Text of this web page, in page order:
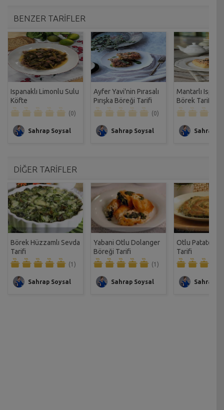
BENZER TARİFLER
Ispanaklı Limonlu Sulu
Köfte
(0)
Sahrap Soysal
Ayfer Yavi'nin Pırasalı
Pırışka Böreği Tarifi
(0)
Sahrap Soysal
Mantarlı
Börek Tarifi
Sahrap
DİĞER TARİFLER
Börek Hüzzamlı Sevda
Tarifi
(1)
Sahrap Soysal
Yabani Otlu Dolanger
Böreği Tarifi
(1)
Sahrap Soysal
Otlu Patatesli
Tarifi
Sahrap